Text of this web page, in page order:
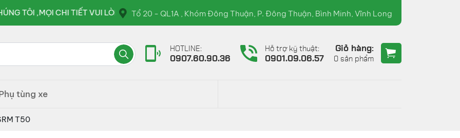
,MỌI CHI TIẾT VUI LÒNG LIÊN HỆ QUA HOTLINE : 0907.60.90.36 ( TRƯỜNG XUÂN )
Tổ 20 - QL1A , Khóm Đông Thuận, P. Đông Thuận, Bình Minh, Vĩnh Long
HOTLINE:
0907.60.90.36
Hỗ trợ kỹ thuật:
0901.09.06.57
Giỏ hàng:
0 sản phẩm
tùng xe
T50